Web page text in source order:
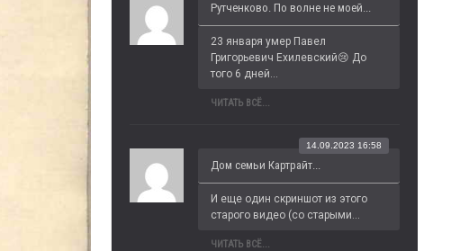
Рутченково. По волне не моей...
23 января умер Павел
Григорьевич Ехилевский😢 До
того 6 дней...
ЧИТАТЬ ВСЁ...
Дом семьи Картрайт...
14.09.2023 16:58
И еще один скриншот из этого
старого видео (со старыми...
ЧИТАТЬ ВСЁ...